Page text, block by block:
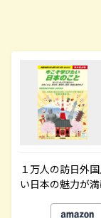
１万人の訪日外
い日本の魅力が